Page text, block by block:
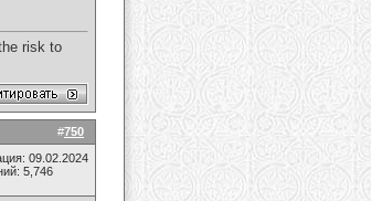
risk to
#750
09.02.2024
5,746